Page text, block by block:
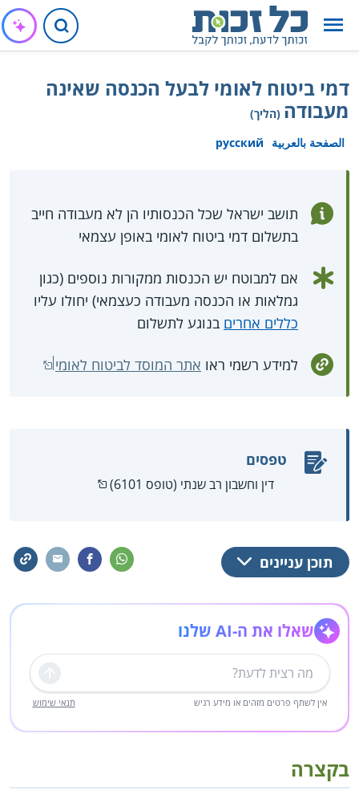
דמי ביטוח לאומי לבעל הכנסה שאינה
מעבודה (הליך)
الصفحة بالعربية
русский
תושב ישראל שכל הכנסותיו הן לא מעבודה חייב
בתשלום דמי ביטוח לאומי באופן עצמאי
אם למבוטח יש הכנסות ממקורות נוספים (כגון
גמלאות או הכנסה מעבודה כעצמאי) יחולו עליו
כללים אחרים בנוגע לתשלום
למידע רשמי ראו אתר המוסד לביטוח לאומי
טפסים
דין וחשבון רב שנתי (טופס 6101)
תוכן עניינים
שאלו את ה-AI שלנו
שליחה
אין לשתף פרטים מזהים או מידע רגיש תנאי שימוש
בקצרה